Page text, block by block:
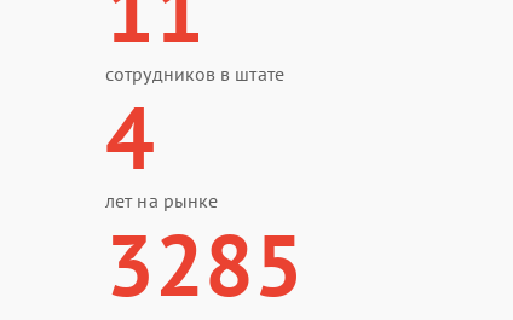
сотрудников в штате
4
лет на рынке
3285